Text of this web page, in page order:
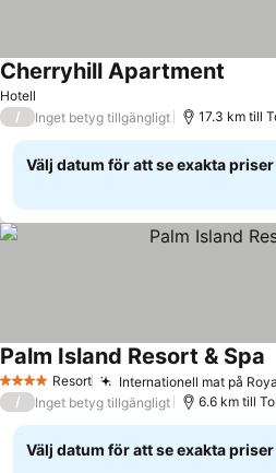
Hotell
Cherryhill Apartment
/ Inget betyg tillgängligt 17.3 km till
Välj datum för att se exakta priser
4 StjärnorResort Internationell mat på
Palm Island Resort & Spa
/ Inget betyg tillgängligt 6.6 km till
Välj datum för att se exakta priser